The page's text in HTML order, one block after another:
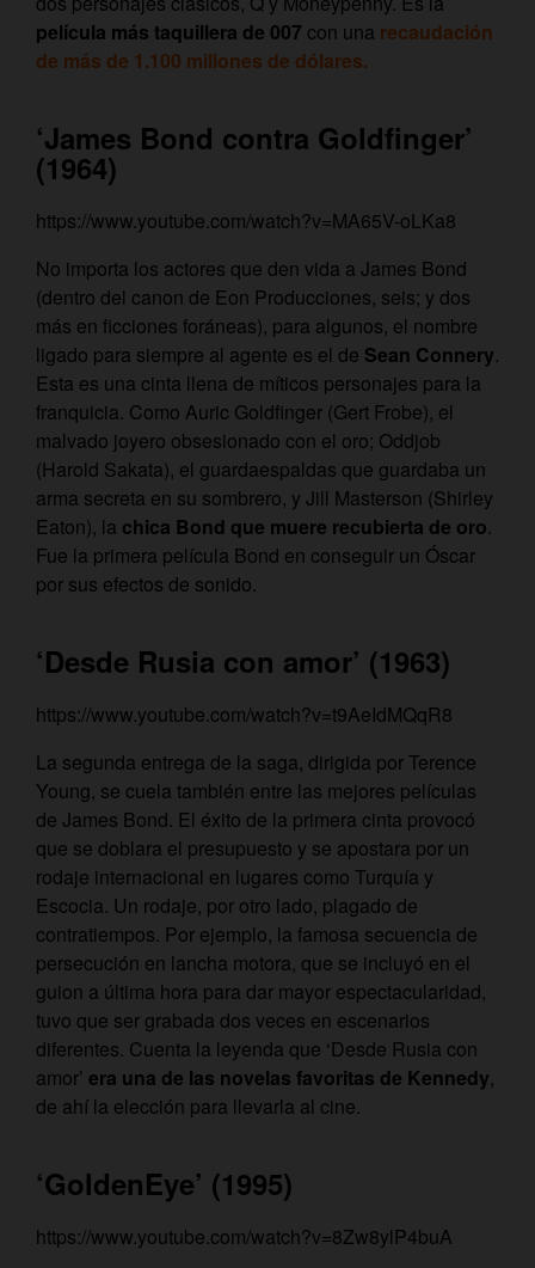
película más taquillera de 007 con una recaudación
de más de 1.100 millones de dólares.
‘James Bond contra Goldfinger’
(1964)
https://www.youtube.com/watch?v=MA65V-oLKa8
No importa los actores que den vida a James Bond
(dentro del canon de Eon Producciones, seis; y dos
más en ficciones foráneas), para algunos, el nombre
ligado para siempre al agente es el de Sean Connery.
Esta es una cinta llena de míticos personajes para la
franquicia. Como Auric Goldfinger (Gert Frobe), el
malvado joyero obsesionado con el oro; Oddjob
(Harold Sakata), el guardaespaldas que guardaba un
arma secreta en su sombrero, y Jill Masterson (Shirley
Eaton), la chica Bond que muere recubierta de oro.
Fue la primera película Bond en conseguir un Óscar
por sus efectos de sonido.
‘Desde Rusia con amor’ (1963)
https://www.youtube.com/watch?v=t9AeIdMQqR8
La segunda entrega de la saga, dirigida por Terence
Young, se cuela también entre las mejores películas
de James Bond. El éxito de la primera cinta provocó
que se doblara el presupuesto y se apostara por un
rodaje internacional en lugares como Turquía y
Escocia. Un rodaje, por otro lado, plagado de
contratiempos. Por ejemplo, la famosa secuencia de
persecución en lancha motora, que se incluyó en el
guion a última hora para dar mayor espectacularidad,
tuvo que ser grabada dos veces en escenarios
diferentes. Cuenta la leyenda que ‘Desde Rusia con
amor’ era una de las novelas favoritas de Kennedy,
de ahí la elección para llevarla al cine.
‘GoldenEye’ (1995)
https://www.youtube.com/watch?v=8Zw8ylP4buA